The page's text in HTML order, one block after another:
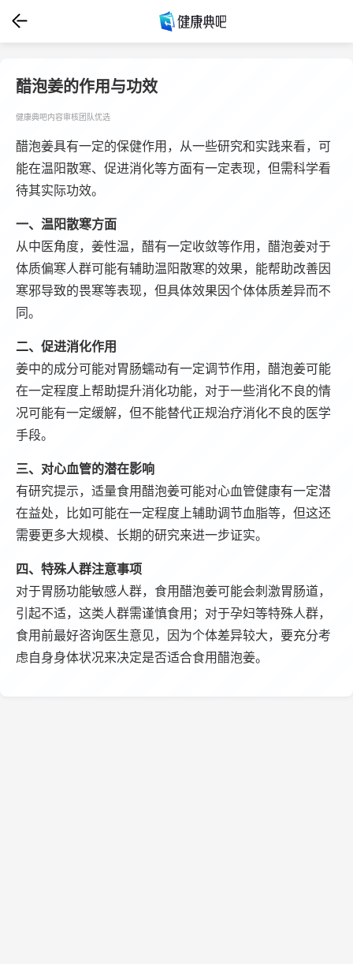
醋泡姜的作用与功效
健康典吧内容审核团队优选
醋泡姜具有一定的保健作用，从一些研究和实践来看，可
能在温阳散寒、促进消化等方面有一定表现，但需科学看
待其实际功效。
一、温阳散寒方面
从中医角度，姜性温，醋有一定收敛等作用，醋泡姜对于
体质偏寒人群可能有辅助温阳散寒的效果，能帮助改善因
寒邪导致的畏寒等表现，但具体效果因个体体质差异而不
同。
二、促进消化作用
姜中的成分可能对胃肠蠕动有一定调节作用，醋泡姜可能
在一定程度上帮助提升消化功能，对于一些消化不良的情
况可能有一定缓解，但不能替代正规治疗消化不良的医学
手段。
三、对心血管的潜在影响
有研究提示，适量食用醋泡姜可能对心血管健康有一定潜
在益处，比如可能在一定程度上辅助调节血脂等，但这还
需要更多大规模、长期的研究来进一步证实。
四、特殊人群注意事项
对于胃肠功能敏感人群，食用醋泡姜可能会刺激胃肠道，
引起不适，这类人群需谨慎食用；对于孕妇等特殊人群，
食用前最好咨询医生意见，因为个体差异较大，要充分考
虑自身身体状况来决定是否适合食用醋泡姜。